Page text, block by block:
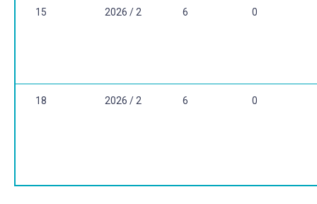
15 2026 / 2 6 0
18 2026 / 2 6 0